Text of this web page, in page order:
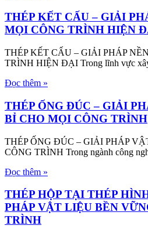
THÉP KẾT CẤU – GIẢI
MỌI CÔNG TRÌNH HIỆN
THÉP KẾT CẤU – GIẢI PHÁP
TRÌNH HIỆN ĐẠI Trong lĩnh vực
Đọc thêm »
THÉP ỐNG ĐÚC – GIẢI
BỈ CHO MỌI CÔNG TRÌNH
THÉP ỐNG ĐÚC – GIẢI PHÁP
CÔNG TRÌNH Trong ngành công
Đọc thêm »
THÉP HỘP TẠI THÉP
PHÁP VẬT LIỆU BỀN
TRÌNH